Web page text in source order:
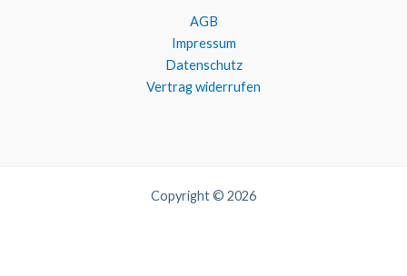
AGB
Impressum
Datenschutz
Vertrag widerrufen
Copyright © 2026